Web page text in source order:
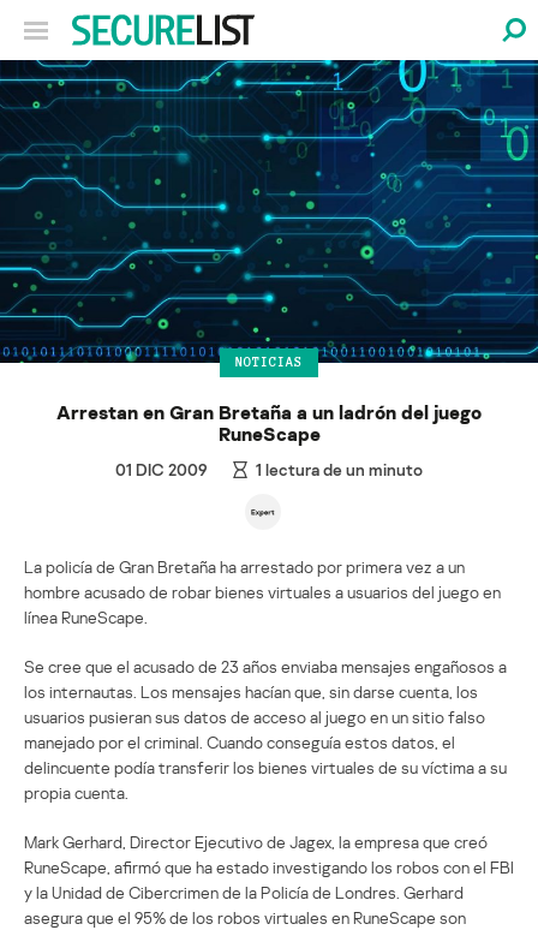
NOTICIAS
Arrestan en Gran Bretaña a un ladrón del juego
RuneScape
01 DIC 2009 1 lectura de un minuto
La policía de Gran Bretaña ha arrestado por primera vez a un
hombre acusado de robar bienes virtuales a usuarios del juego en
línea RuneScape.
Se cree que el acusado de 23 años enviaba mensajes engañosos a
los internautas. Los mensajes hacían que, sin darse cuenta, los
usuarios pusieran sus datos de acceso al juego en un sitio falso
manejado por el criminal. Cuando conseguía estos datos, el
delincuente podía transferir los bienes virtuales de su víctima a su
propia cuenta.
Mark Gerhard, Director Ejecutivo de Jagex, la empresa que creó
RuneScape, afirmó que ha estado investigando los robos con el FBI
y la Unidad de Cibercrimen de la Policía de Londres. Gerhard
asegura que el 95% de los robos virtuales en RuneScape son